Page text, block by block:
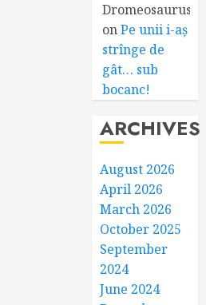
Dromeosaurus
onPe unii i-aș
strînge de
gât… sub
bocanc!
ARCHIVES
August 2026
April 2026
March 2026
October 2025
September
2024
June 2024